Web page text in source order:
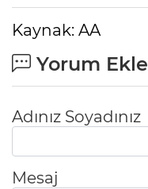
Kaynak: AA
Yorum Ekle
Adınız Soyadınız
Mesaj